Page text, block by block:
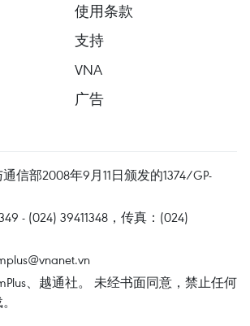
使用条款
支持
VNA
广告
信部2008年9月11日颁发的1374/GP-
- (024) 39411348，传真：(024)
、越通社。 未经书面同意，禁止任何